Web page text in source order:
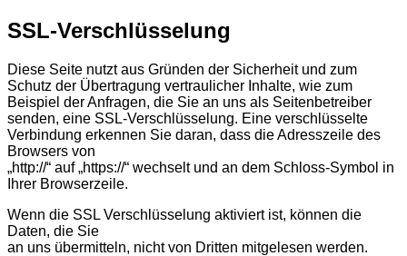
SSL-Verschlüsselung
Diese Seite nutzt aus Gründen der Sicherheit und zum
Schutz der Übertragung vertraulicher Inhalte, wie zum
Beispiel der Anfragen, die Sie an uns als Seitenbetreiber
senden, eine SSL-Verschlüsselung. Eine verschlüsselte
Verbindung erkennen Sie daran, dass die Adresszeile des
Browsers von
„http://“ auf „https://“ wechselt und an dem Schloss-Symbol in
Ihrer Browserzeile.
Wenn die SSL Verschlüsselung aktiviert ist, können die
Daten, die Sie
an uns übermitteln, nicht von Dritten mitgelesen werden.